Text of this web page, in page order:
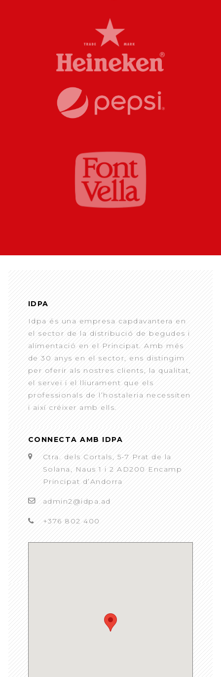
IDPA
Idpa és una empresa capdavantera en
el sector de la distribució de begudes i
alimentació en el Principat. Amb més
de 30 anys en el sector, ens distingim
per oferir als nostres clients, la qualitat,
el servei i el lliurament que els
professionals de l’hostaleria necessiten
i així créixer amb ells.
CONNECTA AMB IDPA
Ctra. dels Cortals, 5-7 Prat de la
Solana, Naus 1 i 2 AD200 Encamp
Principat d’Andorra
admin2@idpa.ad
+376 802 400